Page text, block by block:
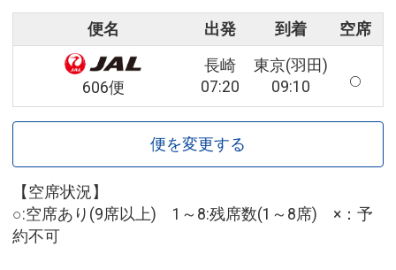
便名 出発 到着 空席
606便
長崎
07:20
東京(羽田)
09:10
便を変更する
【空席状況】
○:空席あり(9席以上) 1～8:残席数(1～8席) ×：予
約不可